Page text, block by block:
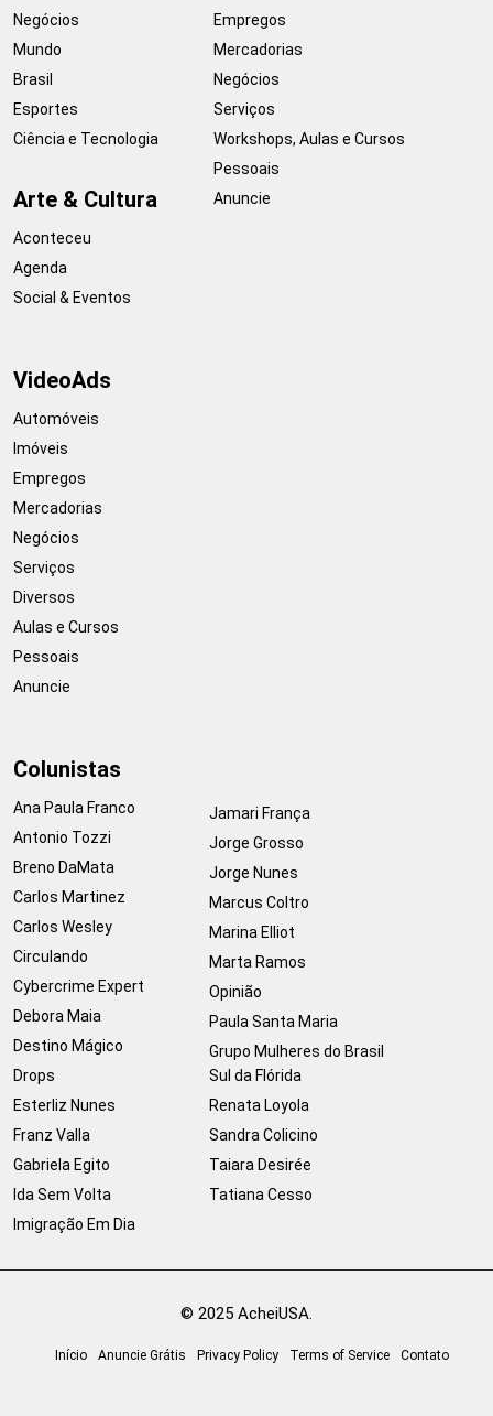
Negócios
Mundo
Brasil
Esportes
Ciência e Tecnologia
Arte & Cultura
Aconteceu
Agenda
Social & Eventos
Empregos
Mercadorias
Negócios
Serviços
Workshops, Aulas e Cursos
Pessoais
Anuncie
VideoAds
Automóveis
Imóveis
Empregos
Mercadorias
Negócios
Serviços
Diversos
Aulas e Cursos
Pessoais
Anuncie
Colunistas
Ana Paula Franco
Antonio Tozzi
Breno DaMata
Carlos Martinez
Carlos Wesley
Circulando
Cybercrime Expert
Debora Maia
Destino Mágico
Drops
Esterliz Nunes
Franz Valla
Gabriela Egito
Ida Sem Volta
Imigração Em Dia
Jamari França
Jorge Grosso
Jorge Nunes
Marcus Coltro
Marina Elliot
Marta Ramos
Opinião
Paula Santa Maria
Grupo Mulheres do Brasil
Sul da Flórida
Renata Loyola
Sandra Colicino
Taiara Desirée
Tatiana Cesso
© 2025 AcheiUSA.
Início Anuncie Grátis Privacy Policy Terms of Service Contato